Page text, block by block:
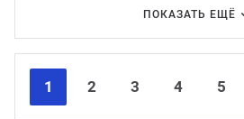
ПОКАЗАТЬ ЕЩЁ
1 2 3 4
5